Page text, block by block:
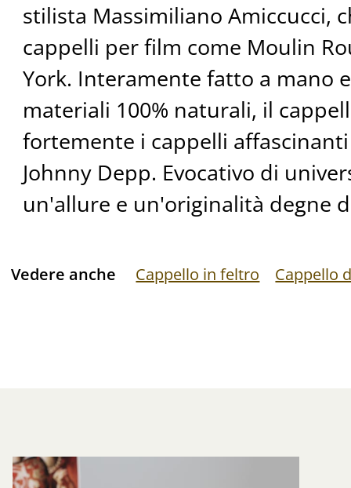
stilista Massimiliano Amiccucci,
cappelli per film come Moulin
York. Interamente fatto a mano
materiali 100% naturali, il
fortemente i cappelli
Johnny Depp. Evocativo di
un'allure e un'originalità degne
Vedere anche Cappello in feltro Cappello